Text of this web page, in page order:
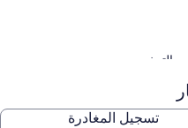
تسجيل المغادرة